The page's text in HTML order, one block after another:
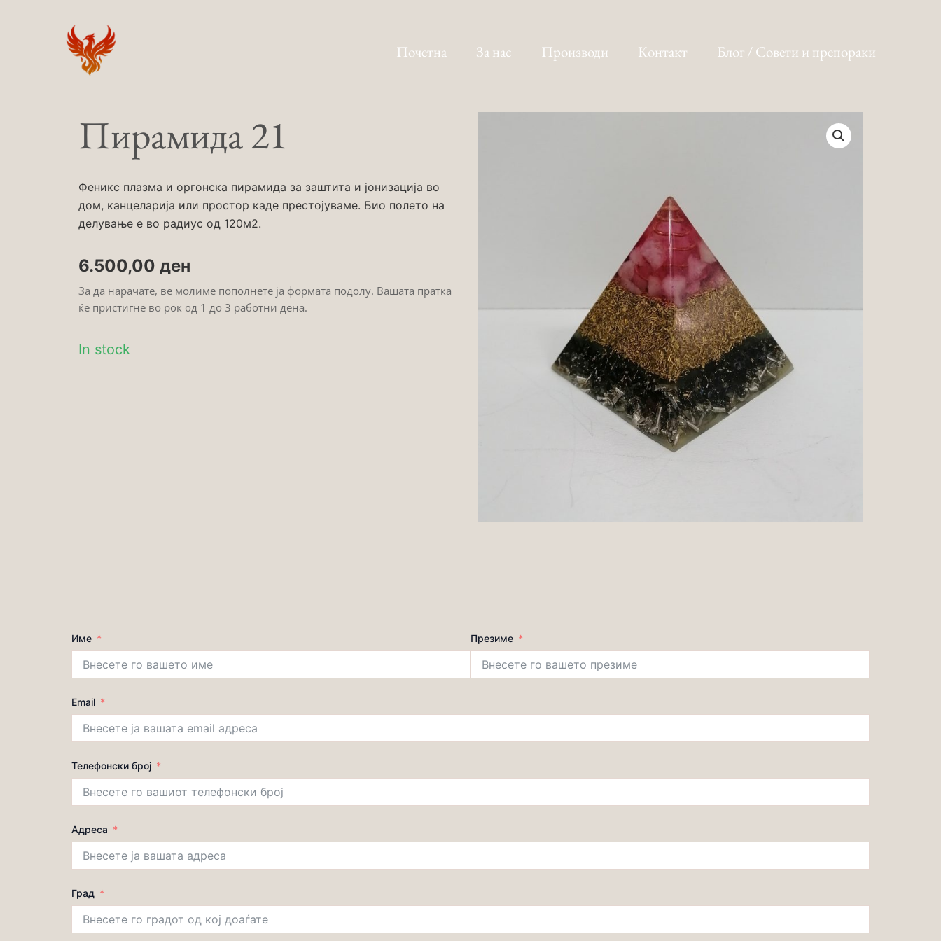
Почетна За нас Производи Контакт Блог / Совети и препораки
Пирамида 21
Феникс плазма и оргонска пирамида за заштита и јонизација во
дом, канцеларија или простор каде престојуваме. Био полето на
делување е во радиус од 120м2.
6.500,00 ден
За да нарачате, ве молиме пополнете ја формата подолу. Вашата пратка
ќе пристигне во рок од 1 до 3 работни дена.
In stock
Име Презиме
Email
Телефонски број
Адреса
Град